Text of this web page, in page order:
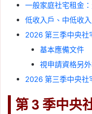
一般家庭社宅租金
低收入戶、中低收
2026 第三季中央社
基本應備文件
視申請資格另
2026 第三季中央社
第 3 季中央